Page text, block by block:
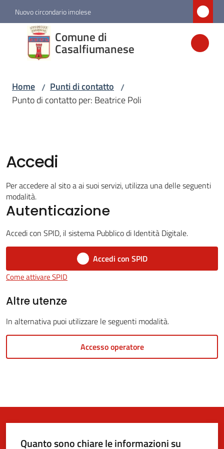
Vai al contenuto
Vai alla navigazione
Vai al footer
Nuovo circondario imolese
Comune di
Casalfiumanese
Comune di
Casalfiumanese
Amministrazione
Casalfiumanese
on-
gli
Home / Punti di contatto /
Punto di contatto per: Beatrice Poli
Accedi
Per accedere al sito a ai suoi servizi, utilizza una delle seguenti
modalità.
Autenticazione
Accedi con SPID, il sistema Pubblico di Identità Digitale.
Accedi con SPID
Come attivare SPID
Altre utenze
In alternativa puoi utilizzare le seguenti modalità.
Accesso operatore
Quanto sono chiare le informazioni su